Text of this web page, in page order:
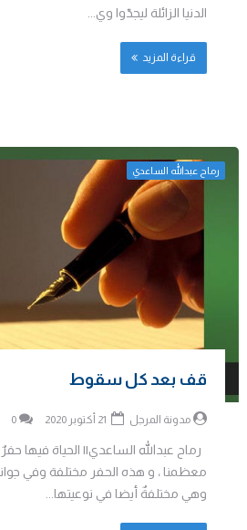
الدنيا الزائلة ليجدّوا وي...
قراءة المزيد
رماح عبدالله الساعدي
قف بعد كل سقوط
مدونة المرجل 0
رماح عبدالله الساعدي|| الحياة فيها
معظمنا ، و هذه الحفر مختلفة وفي
وهي مختلفةٌ أيضا في نوعيتها...